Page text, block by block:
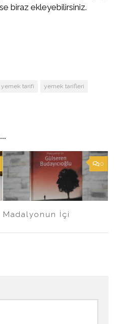
biraz ekleyebilirsiniz.
yemek tarifi
yemek tarifleri
0
Madalyonun İçi